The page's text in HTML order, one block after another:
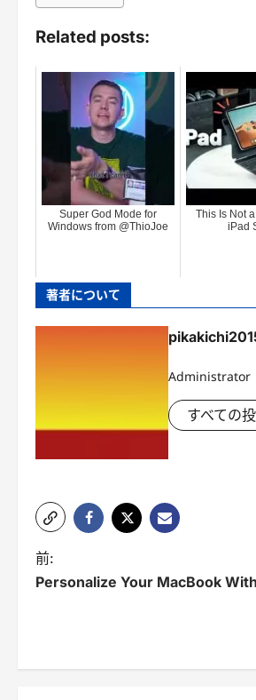
Related posts:
Super God Mode for
Windows from @ThioJoe
This Is Not
iPad
著者について
Administrator
すべての
投
稿
前:
Personalize Your MacBook